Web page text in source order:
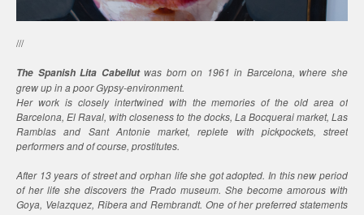
///
The Spanish Lita Cabellutwas born on 1961 in Barcelona, where she
grew up in a poor Gypsy-environment.
Her work is closely intertwined with the memories of the old area of
Barcelona, El Raval, with closeness to the docks, La Bocquerai market, Las
Ramblas and Sant Antonie market, replete with pickpockets, street
performers and of course, prostitutes.
After 13 years of street and orphan life she got adopted. In this new period
of her life she discovers the Prado museum. She become amorous with
Goya, Velazquez, Ribera and Rembrandt. One of her preferred statements